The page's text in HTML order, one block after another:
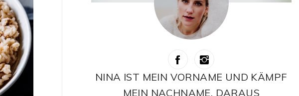
NINA IST MEIN VORNAME UND KÄMPF
MEIN NACHNAME. DARAUS